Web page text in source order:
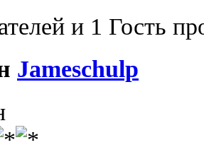
и 1 Гость
Jameschulp